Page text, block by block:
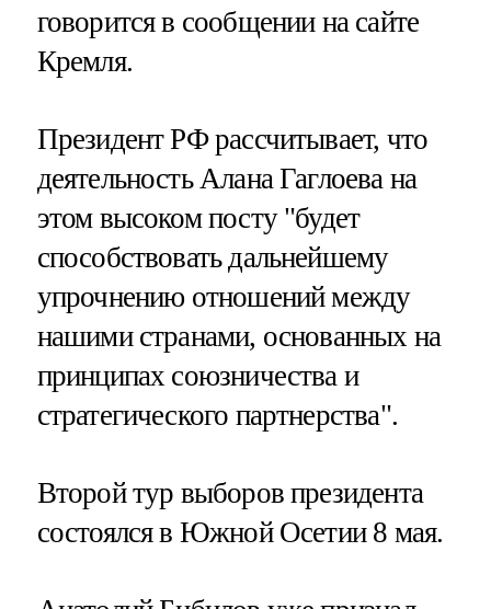
говорится в сообщении на сайте
Кремля.
Президент РФ рассчитывает, что
деятельность Алана Гаглоева на
этом высоком посту "будет
способствовать дальнейшему
упрочнению отношений между
нашими странами, основанных на
принципах союзничества и
стратегического партнерства".
Второй тур выборов президента
состоялся в Южной Осетии 8 мая.